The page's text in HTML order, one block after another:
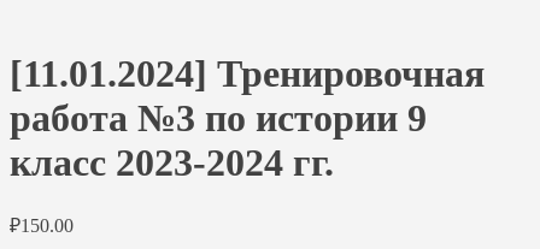
[11.01.2024] Тренировочная
работа №3 по истории 9
класс 2023-2024 гг.
₽150.00